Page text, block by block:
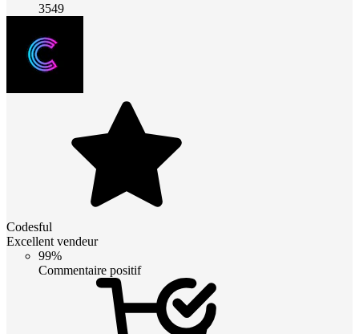
3549
Codesful
Excellent vendeur
99%
Commentaire positif